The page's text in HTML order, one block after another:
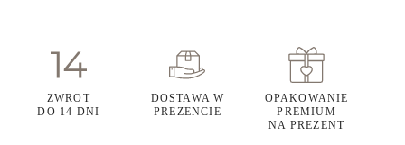
ZWROT
DO 14 DNI
DOSTAWA W
PREZENCIE
OPAKOWANIE
PREMIUM
NA PREZENT